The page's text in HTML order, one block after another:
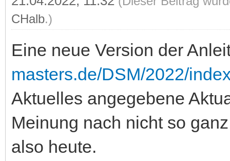
CHalb.)
Eine neue Version der
masters.de/DSM/2022/
Aktuelles angegebene
Meinung nach nicht so
also heute.